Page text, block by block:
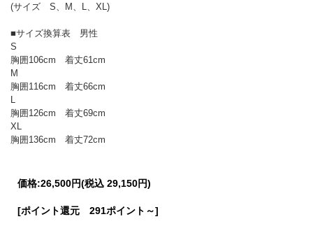
(サイズ S、M、L、XL)
■サイズ換算表 男性
S
胸囲106cm 着丈61cm
M
胸囲116cm 着丈66cm
胸囲126cm 着丈69cm
XL
胸囲136cm 着丈72cm
価格:26,500円(税込 29,150円)
[ポイント還元 291ポイント～]